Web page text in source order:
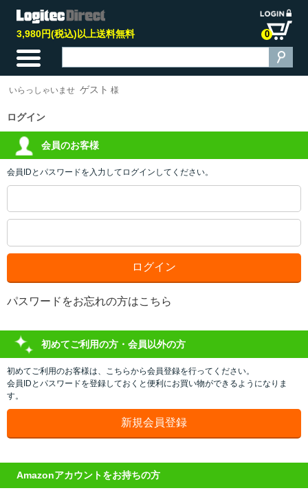
3,980円(税込)以上送料無料 0
いらっしゃいませ ゲスト 様
ログイン
会員のお客様
会員IDとパスワードを入力してログインしてください。
パスワードをお忘れの方はこちら
初めてご利用の方・会員以外の方
初めてご利用のお客様は、こちらから会員登録を行ってください。
会員IDとパスワードを登録しておくと便利にお買い物ができるようになりま
す。
Amazonアカウントをお持ちの方